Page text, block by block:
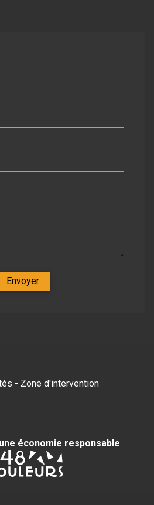
Envoyer
- Zone d'intervention
économie responsable